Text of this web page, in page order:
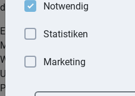
der Einkommensteuererklärung
Ein gesetzlicher
Mutter eines nichtehelichen
Wenn der Vater das Kind
Unterhaltsanspruch gegenüber
Partner einer nichtehelichen
Notwendig
Statistiken
Marketing